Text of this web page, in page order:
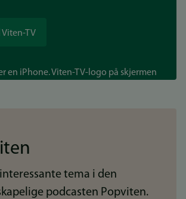
TV
tema i den
podcasten Popviten.